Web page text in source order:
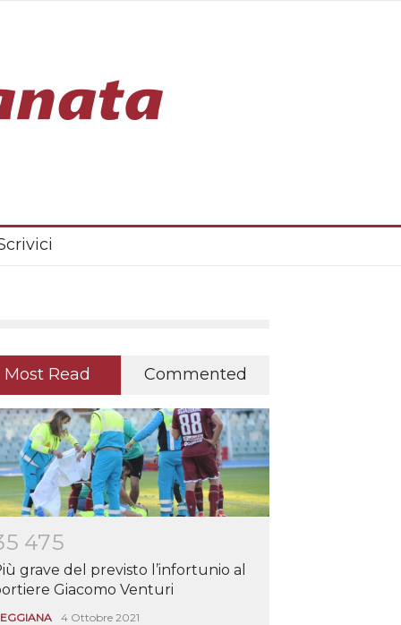
Most Read Commented
5 475
grave del previsto l’infortunio al
Giacomo Venturi
4 Ottobre 2021